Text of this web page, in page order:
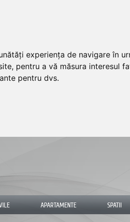
experiența de navigare în
, pentru a vă măsura interesul
pentru dvs.
APARTAMENTE SPATII